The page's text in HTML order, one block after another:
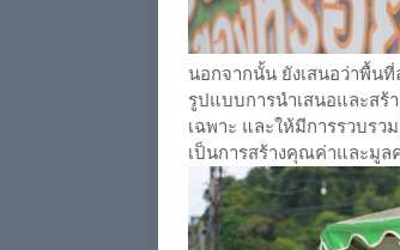
นอกจากนั้น ยังเสนอว่าพื้น
รูปแบบการนำเสนอและสร้
เฉพาะ และให้มีการรวบร
เป็นการสร้างคุณค่าและมูล